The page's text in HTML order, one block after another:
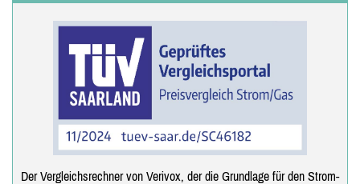
Der Vergleichsrechner von Verivox, der die Grundlage für den Strom-